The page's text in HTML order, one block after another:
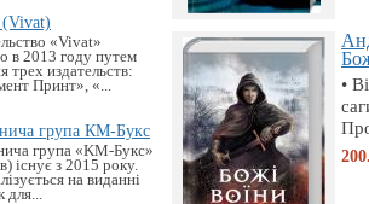
«Vivat»
в 2013 году путем
трех издательств:
Принт», «...
група КМ-Букс
група «KM-Букс»
існує з 2015 року.
на виданні
для...
•